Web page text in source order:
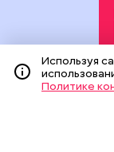
Издание создано
средств
На сайте
на основе сбора,
Используя
Политике